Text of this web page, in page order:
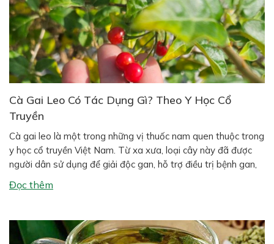
Cà Gai Leo Có Tác Dụng Gì? Theo Y Học Cổ
Truyền
Cà gai leo là một trong những vị thuốc nam quen thuộc trong
y học cổ truyền Việt Nam. Từ xa xưa, loại cây này đã được
người dân sử dụng để giải độc gan, hỗ trợ điều trị bệnh gan,
giảm đau nhức xương khớp và tăng cường sức khỏe. Ngày
nay, nhiều nghiên […]
Đọc thêm